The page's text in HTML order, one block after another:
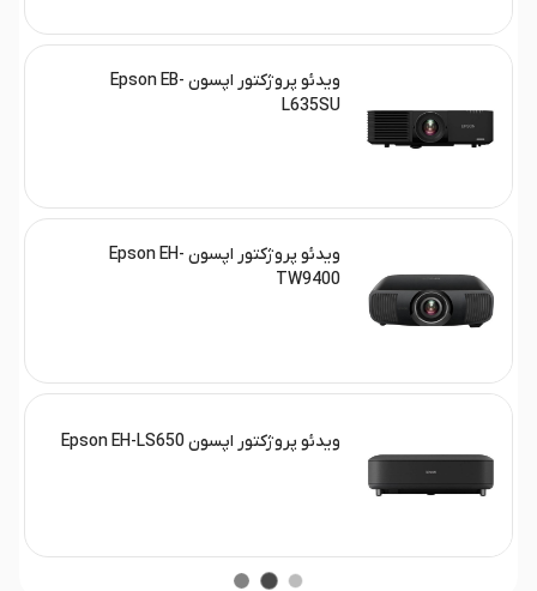
ویدئو پروژکتور اپسون Epson EB-
L635SU
ویدئو پروژکتور اپسون Epson EH-
TW9400
ویدئو پروژکتور اپسون Epson EH-LS650